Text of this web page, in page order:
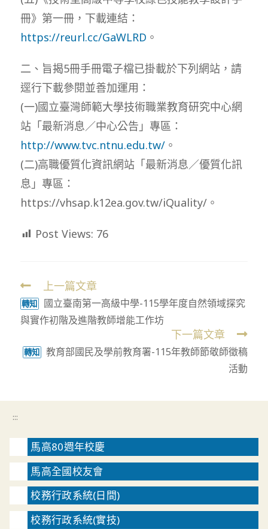
冊》第一冊，下載連結：
https://reurl.cc/GaWLRD 。
二、旨揭5冊手冊電子檔已掛載於下列網站，請
逕行下載參閱並善加運用：
(一)國立臺灣師範大學技術職業教育研究中心網
站「最新消息／中心公告」專區：
http://www.tvc.ntnu.edu.tw/。
(二)高職優質化資訊網站「最新消息／優質化訊
息」專區：
https://vhsap.k12ea.gov.tw/iQuality/。
Post Views: 76
Read
more
articles
上一篇文章
轉知
國立臺南第一高級中學-115學年度自然領域探究
與實作初階及進階教師增能工作坊
下一篇文章
轉知
教育部國民及學前教育署-115年教師節敬師徵稿
活動
:::
馬高80週年校慶
馬高全國校友會
校務行政系統(日間)
校務行政系統(實技)